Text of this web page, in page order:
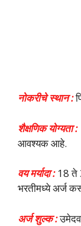
नोकरीचे स्थान :
शैक्षणिक योग्यता :
आवश्यक आहे.
वय मर्यादा :18 ते
भरतीमध्ये अर्ज
अर्ज शुल्क :